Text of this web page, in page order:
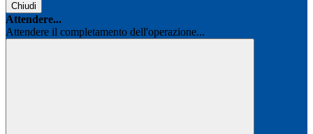
Chiudi
Attendere...
Attendere il completamento dell'operazione...